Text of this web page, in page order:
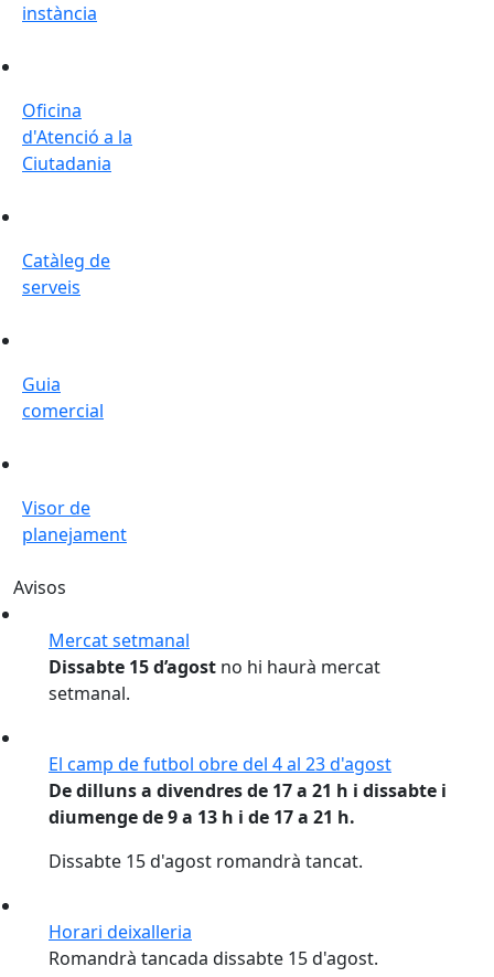
instància
Oficina
d'Atenció a la
Ciutadania
Catàleg de
serveis
Guia
comercial
Visor de
planejament
Avisos
Mercat setmanal
Dissabte 15 d’agost no hi haurà mercat
setmanal.
El camp de futbol obre del 4 al 23 d'agost
De dilluns a divendres de 17 a 21 h i dissabte i
diumenge de 9 a 13 h i de 17 a 21 h.
Dissabte 15 d'agost romandrà tancat.
Horari deixalleria
Romandrà tancada dissabte 15 d'agost.